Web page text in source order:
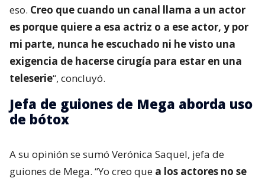
eso. Creo que cuando un canal llama a un actor
es porque quiere a esa actriz o a ese actor, y por
mi parte, nunca he escuchado ni he visto una
exigencia de hacerse cirugía para estar en una
teleserie“, concluyó.
Jefa de guiones de Mega aborda uso
de bótox
A su opinión se sumó Verónica Saquel, jefa de
guiones de Mega. “Yo creo que a los actores no se